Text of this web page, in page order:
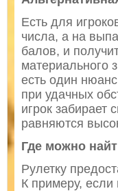
Есть для
числа, а на
балов, и
материального
есть один
при удачных
игрок
равняются
Где можно
Рулетку
К примеру, если